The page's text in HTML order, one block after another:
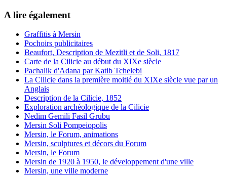
A lire également
Graffitis à Mersin
Pochoirs publicitaires
Beaufort, Description de Mezitli et de Soli, 1817
Carte de la Cilicie au début du XIXe siècle
Pachalik d'Adana par Katib Tchelebi
La Cilicie dans la première moitié du XIXe siècle vue par un
Anglais
Description de la Cilicie, 1852
Exploration archéologique de la Cilicie
Nedim Gemili Fasil Grubu
Mersin Soli Pompeiopolis
Mersin, le Forum, animations
Mersin, sculptures et décors du Forum
Mersin, le Forum
Mersin de 1920 à 1950, le développement d'une ville
Mersin, une ville moderne